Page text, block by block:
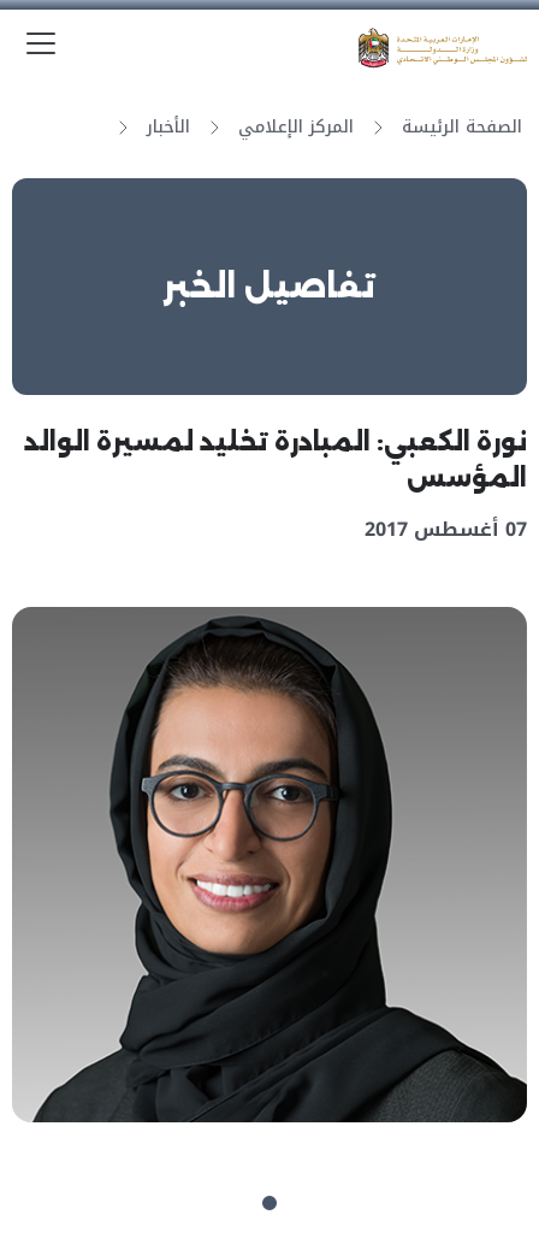
الصفحة الرئيسة المركز الإعلامي الأخبار
تفاصيل الخبر
نورة الكعبي: المبادرة تخليد لمسيرة الوالد
المؤسس
07 أغسطس 2017